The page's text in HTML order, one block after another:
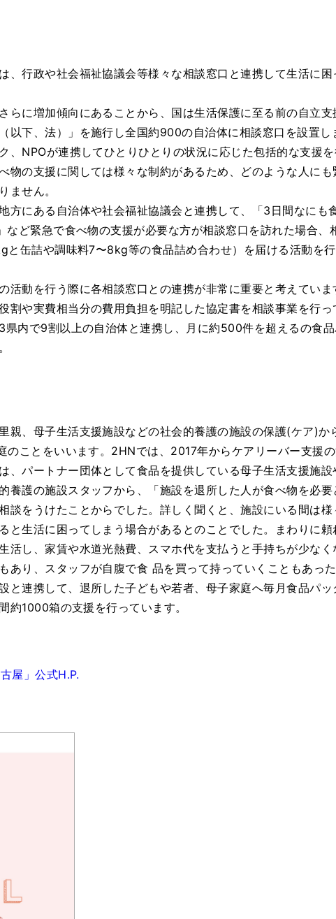
行政や社会福祉協議会等様々な相談窓口と連携して生活に困
らに増加傾向にあることから、国は生活保護に至る前の自立支
以下、法）」を施行し全国約900の自治体に相談窓口を設置し
、NPOが連携してひとりひとりの状況に応じた包括的な支援を
物の支援に関しては様々な制約があるため、どのような人にも
ません。
方にある自治体や社会福祉協議会と連携して、「3日間なにも
ど緊急で食べ物の支援が必要な方が相談窓口を訪れた場合、
と缶詰や調味料7〜8kg等の食品詰め合わせ）を届ける活動を
動を行う際に各相談窓口との連携が非常に重要と考えていま
割や実費相当分の費用負担を明記した協定書を相談事業を行っ
県内で9割以上の自治体と連携し、月に約500件を超えるの食品
親、母子生活支援施設などの社会的養護の施設の保護(ケア)か
のことをいいます。2HNでは、2017年からケアリーバー支援
、パートナー団体として食品を提供している母子生活支援施設
養護の施設スタッフから、「施設を退所した人が食べ物を必要
談をうけたことからでした。詳しく聞くと、施設にいる間は様
と生活に困ってしまう場合があるとのことでした。まわりに頼
活し、家賃や水道光熱費、スマホ代を支払うと手持ちが少なく
あり、スタッフが自腹で食 品を買って持っていくこともあっ
と連携して、退所した子どもや若者、母子家庭へ毎月食品パッ
約1000箱の支援を行っています。
屋」公式H.P.